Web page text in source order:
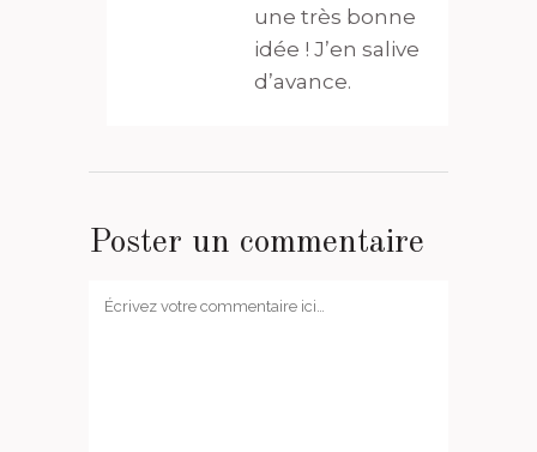
une très bonne
idée ! J’en salive
d’avance.
Poster un commentaire